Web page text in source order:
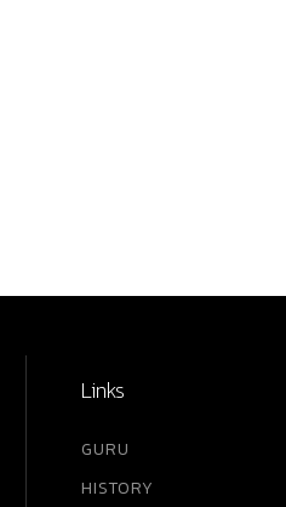
Links
GURU
HISTORY